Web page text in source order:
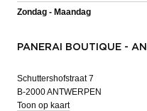
Zondag - Maandag
PANERAI BOUTIQUE -
Schuttershofstraat 7
B-2000 ANTWERPEN
Toon op kaart